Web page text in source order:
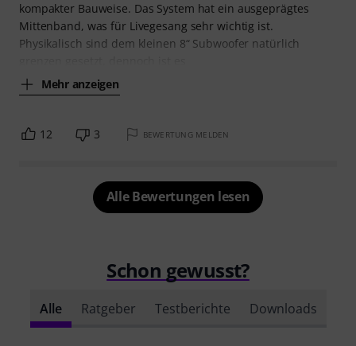
kompakter Bauweise. Das System hat ein ausgeprägtes
Mittenband, was für Livegesang sehr wichtig ist.
Physikalisch sind dem kleinen 8“ Subwoofer natürlich
Mehr anzeigen
12 3 BEWERTUNG MELDEN
Alle Bewertungen lesen
Schon gewusst?
Alle Ratgeber Testberichte Downloads